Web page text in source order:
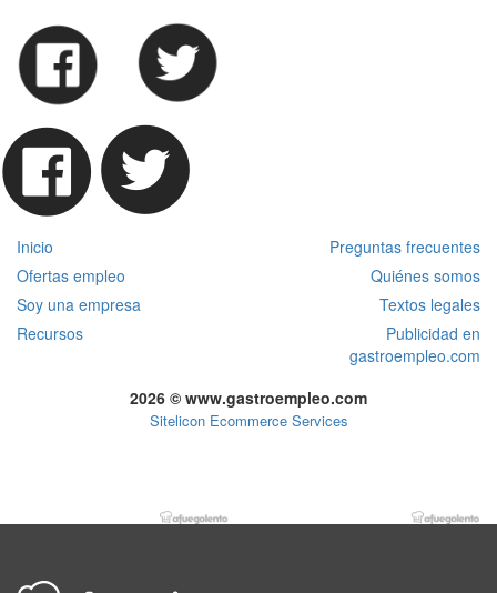
Inicio
Preguntas frecuentes
Ofertas empleo
Quiénes somos
Soy una empresa
Textos legales
Recursos
Publicidad en
gastroempleo.com
2026 © www.gastroempleo.com
Sitelicon Ecommerce Services